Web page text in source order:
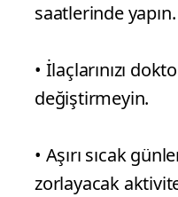
saatlerinde yapın.
• İlaçlarınızı
değiştirmeyin.
• Aşırı sıcak
zorlayacak